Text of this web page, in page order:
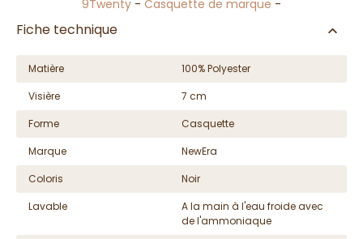
9Twenty - Casquette de marque -
Fiche technique
Matière
100% Polyester
Visière
7 cm
Forme
Casquette
Marque
NewEra
Coloris
Noir
Lavable
A la main à l'eau froide avec
de l'ammoniaque